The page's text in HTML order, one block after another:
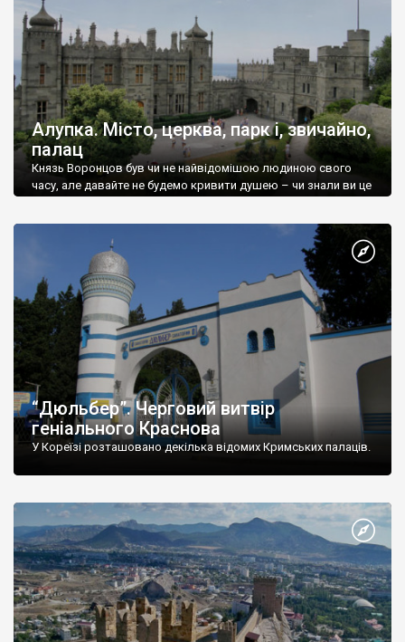
Алупка. Місто, церква, парк і, звичайно,
палац
Князь Воронцов був чи не найвідомішою людиною свого
часу, але давайте не будемо кривити душею – чи знали ви це
“Дюльбер”. Черговий витвір
геніального Краснова
У Кореїзі розташовано декілька відомих Кримських палаців.